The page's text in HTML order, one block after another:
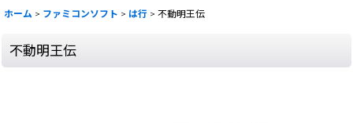
ホーム > ファミコンソフト > は行 > 不動明王伝
不動明王伝